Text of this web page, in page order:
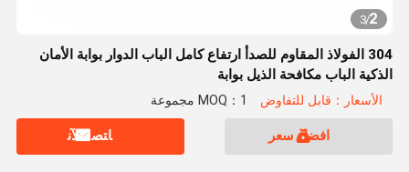
2
/
3
304 الفولاذ المقاوم للصدأ ارتفاع كامل الباب الدوار بوابة الأمان
الذكية الباب مكافحة الذيل بوابة
الأسعار：قابل للتفاوض MOQ：1 مجموعة
افضل سعر ﺎﺘﺼﻟ ﺍﻶﻧ